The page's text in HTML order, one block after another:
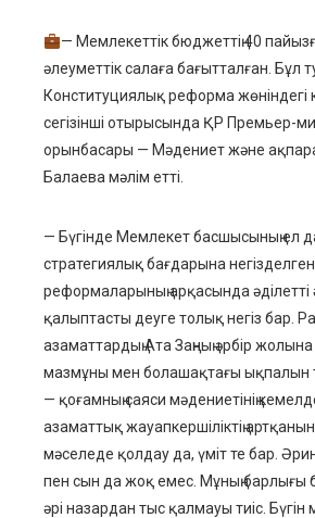
— Мемлекеттік бюджеттің 40
әлеуметтік салаға бағытталған. Бұл
Конституциялық реформа жөніндегі
сегізінші отырысында ҚР Премьер-
орынбасары — Мәдениет және
Балаева мәлім етті.
— Бүгінде Мемлекет басшысының ел
стратегиялық бағдарына
реформаларының арқасында әділетті
қалыптасты деуге толық негіз бар.
азаматтардың Ата Заңның әрбір жолына
мазмұны мен болашақтағы ықпалын
— қоғамның саяси мәдениетінің
азаматтық жауапкершіліктің
мәселеде қолдау да, үміт те бар.
пен сын да жоқ емес. Мұның барлығы
әрі назардан тыс қалмауы тиіс.